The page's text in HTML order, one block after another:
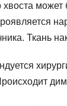
хвоста
Ткань